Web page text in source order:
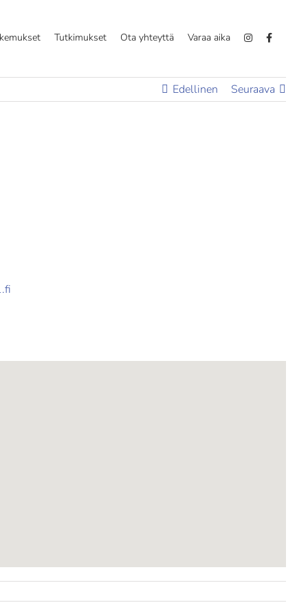
Tutkimukset Ota yhteyttä Varaa aika
Edellinen Seuraava